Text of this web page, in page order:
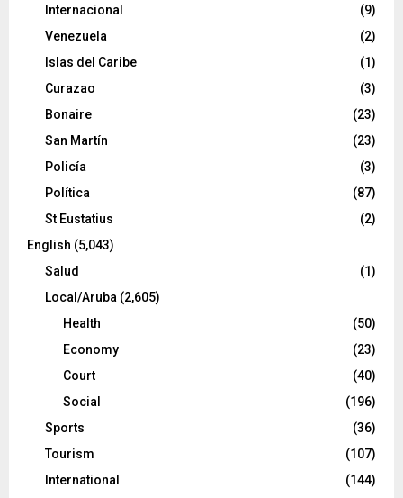
Internacional
(9)
Venezuela
(2)
Islas del Caribe
(1)
Curazao
(3)
Bonaire
(23)
San Martín
(23)
Policía
(3)
Política
(87)
St Eustatius
(2)
English (5,043)
Salud
(1)
Local/Aruba (2,605)
Health
(50)
Economy
(23)
Court
(40)
Social
(196)
Sports
(36)
Tourism
(107)
International
(144)